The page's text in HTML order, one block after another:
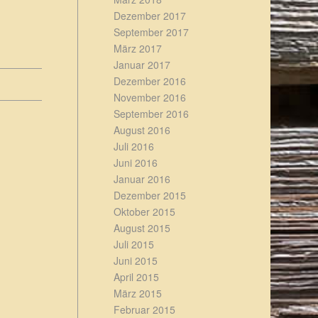
Dezember 2017
September 2017
März 2017
Januar 2017
Dezember 2016
November 2016
September 2016
August 2016
Juli 2016
Juni 2016
Januar 2016
Dezember 2015
Oktober 2015
August 2015
Juli 2015
Juni 2015
April 2015
März 2015
Februar 2015